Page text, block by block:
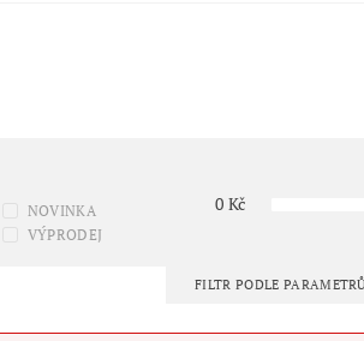
NOVINKA
VÝPRODEJ
0 Kč
FILTR PODLE